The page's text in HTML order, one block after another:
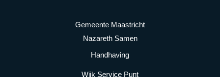
Gemeente Maastricht
Nazareth Samen
Handhaving
Wijk Service Punt